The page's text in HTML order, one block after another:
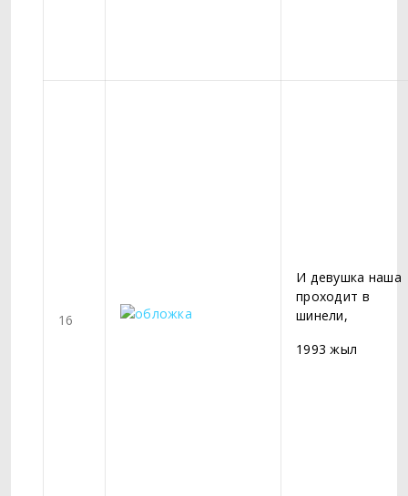
16
И девушка наша
проходит в
шинели,
1993 жыл